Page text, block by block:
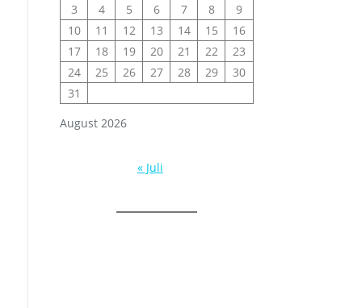
August 2026
3
4 5 6 7 8
9
10
11 12 13 14 15
16
17
18 19 20 21 22
23
24
25 26 27 28 29
30
31
« Juli